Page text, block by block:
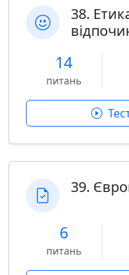
38.
14
питань
39.
6
питань